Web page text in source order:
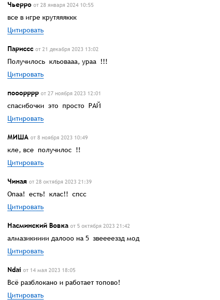
Чьерро от 28 января 2024 10:55
все в игре крутяяяккк
Цитировать
Париссс от 21 декабря 2023 13:02
Получилось кльовааа, ураа !!!
Цитировать
пооорррр от 27 ноября 2023 12:01
спасибочки это просто РАЙ
Цитировать
МИША от 8 ноября 2023 10:49
кле, все получилос !!
Цитировать
Чиная от 28 октября 2023 21:39
Опаа! есть! клас!! спсс
Цитировать
Насминский Вовка от 5 октября 2023 21:42
алмазикииии далооо на 5 звееееззд мод
Цитировать
Ndai от 14 мая 2023 18:05
Всё разблокано и работает топово!
Цитировать